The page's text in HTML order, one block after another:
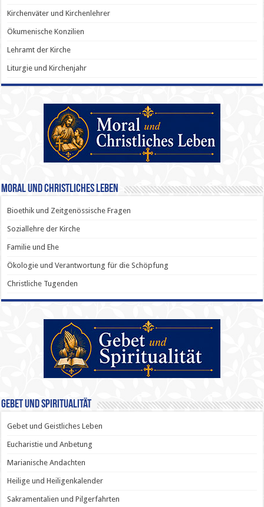
Kirchenväter und Kirchenlehrer
Ökumenische Konzilien
Lehramt der Kirche
Liturgie und Kirchenjahr
Moral und Christliches Leben
Bioethik und Zeitgenössische Fragen
Soziallehre der Kirche
Familie und Ehe
Ökologie und Verantwortung für die Schöpfung
Christliche Tugenden
Gebet und Spiritualität
Gebet und Geistliches Leben
Eucharistie und Anbetung
Marianische Andachten
Heilige und Heiligenkalender
Sakramentalien und Pilgerfahrten